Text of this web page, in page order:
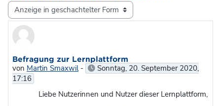
Anzeigemodus
Befragung zur Lernplattform
von Martin Smaxwil-
Sonntag, 20. September 2020,
17:16
Liebe Nutzerinnen und Nutzer dieser Lernplattform,